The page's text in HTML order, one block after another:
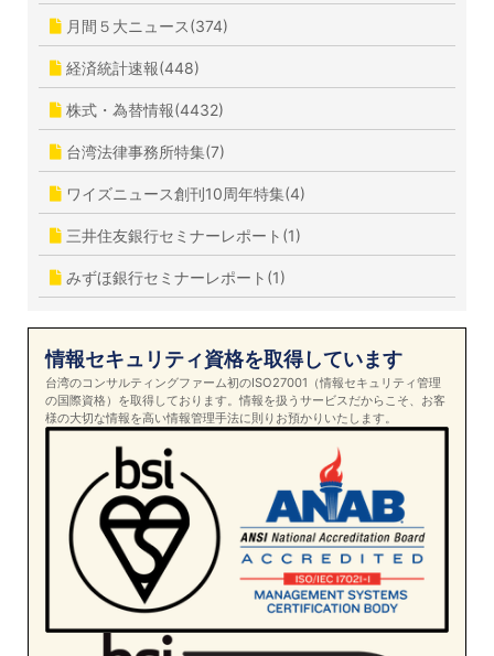
月間５大ニュース(374)
経済統計速報(448)
株式・為替情報(4432)
台湾法律事務所特集(7)
ワイズニュース創刊10周年特集(4)
三井住友銀行セミナーレポート(1)
みずほ銀行セミナーレポート(1)
情報セキュリティ資格を取得しています
台湾のコンサルティングファーム初のISO27001（情報セキュリティ管理
の国際資格）を取得しております。情報を扱うサービスだからこそ、お客
様の大切な情報を高い情報管理手法に則りお預かりいたします。